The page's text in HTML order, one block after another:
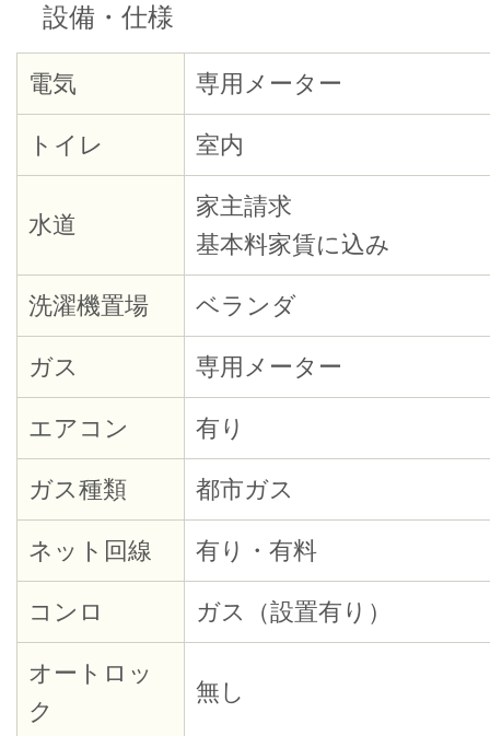
設備・仕様
電気 専用メーター
トイレ 室内
水道
家主請求
基本料家賃に込み
洗濯機置場 ベランダ
ガス 専用メーター
エアコン 有り
ガス種類 都市ガス
ネット回線 有り・有料
コンロ ガス（設置有り）
オートロッ
ク
無し